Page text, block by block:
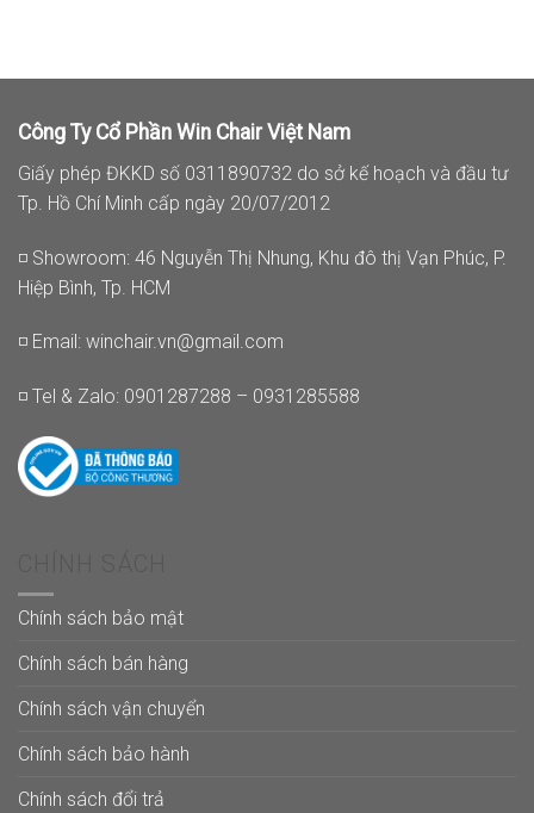
Công Ty Cổ Phần Win Chair Việt Nam
Giấy phép ĐKKD số 0311890732 do sở kế hoạch và đầu tư
Tp. Hồ Chí Minh cấp ngày 20/07/2012
◽ Showroom: 46 Nguyễn Thị Nhung, Khu đô thị Vạn Phúc, P.
Hiệp Bình, Tp. HCM
◽ Email: winchair.vn@gmail.com
◽ Tel & Zalo: 0901287288 – 0931285588
Chính sách bảo mật
Chính sách bán hàng
Chính sách vận chuyển
Chính sách bảo hành
Chính sách đổi trả